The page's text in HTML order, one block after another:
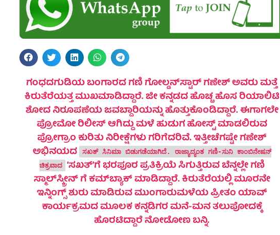
ಗಂಧದಗುಡಿಯ ಬಂಗಾರದ ಗಣಿ ಗೋಲ್ಡನ್‌ಸ್ಟಾರ್ ಗಣೇಶ್ ಅವರು ಮತ್ತೆ
ಕಿರುತೆರೆಯತ್ತ ಮುಖಮಾಡಿದ್ದಾರೆ. ಜೀ ಕನ್ನಡದ ಹೊಚ್ಚ ಹೊಸ ರಿಯಾಲಿಟಿ
ಶೋದ ನಿರೂಪಣೆಯ ಜವಬ್ದಾರಿಯನ್ನು ಹೊತ್ತುಕೊಂಡಿದ್ದಾರೆ. ಈಗಾಗಲೇ
ಪ್ರೋಮೋ ರಿಲೀಸ್ ಆಗಿದ್ದು ಮಳೆ ಹುಡುಗ ಹೋಸ್ಟ್ ಮಾಡಲಿರುವ
ಪ್ರೋಗ್ರಾಂ ಕುರಿತು ನಿರೀಕ್ಷೆಗಳು ಗರಿಗೆದರಿವೆ. ಇತ್ತೀಚೆಗಷ್ಟೇ ಗಣೇಶ್
ಅಭಿನಯದ
ಸಖತ್ ಸಿನಿಮಾ ಬಿಡುಗಡೆಯಾಗಿದೆ. ರಾಜ್ಯಾದ್ಯಂತ ಗಣಿ-ಸುನಿ ಕಾಂಬಿನೇಷನ್
ಚಿತ್ರವಾದ
‘ಸಖತ್’ಗೆ ಭರಪೂರ ಪ್ರತಿಕ್ರಿಯೆ ಸಿಗುತ್ತಿರುವ ಬೆನ್ನಲ್ಲೇ ಗಣಿ
ಸ್ಮಾಲ್‌ಸ್ಕ್ರೀನ್ ಗೆ ಕಮ್‌ಬ್ಯಾಕ್ ಮಾಡಿದ್ದಾರೆ. ಕಿರುತೆರೆಯಲ್ಲಿ ಮೂರನೇ
ಇನ್ನಿಂಗ್ಸ್ ಶುರು ಮಾಡಿರುವ ಮುಂಗಾರುಮಳೆಯ ಪ್ರೀತಂ ಯಾವ್
ಕಾರ್ಯಕ್ರಮದ ಮೂಲಕ ಕನ್ನಡಿಗರ ಮನೆ-ಮನ ತಲುಪೋದಕ್ಕೆ
ಹೊರಟಿದ್ದಾರೆ ನೋಡೋಣ ಬನ್ನಿ.